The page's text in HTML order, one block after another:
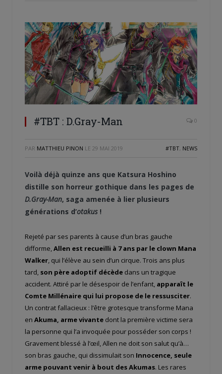
#TBT : D.Gray-Man 0
PAR MATTHIEU PINON LE 29 MAI 2019 #TBT, NEWS
Voilà déjà quinze ans que Katsura Hoshino
distille son horreur gothique dans les pages de
D.Gray-Man, saga amenée à lier plusieurs
générations d’otakus !
Rejeté par ses parents à cause d’un bras gauche
difforme,Allen est recueilli à 7 ans par le clown Mana
Walker, qui l’élève au sein d’un cirque. Trois ans plus
tard, son père adoptif décède dans un tragique
accident. Attiré par le désespoir de l’enfant, apparaît le
Comte Millénaire qui lui propose de le ressusciter.
Un contrat fallacieux : l’être grotesque transforme Mana
en Akuma, arme vivante dont la première victime sera
la personne qui l’a invoquée pour posséder son corps !
Gravement blessé à l’œil, Allen ne doit son salut qu’à…
son bras gauche, qui dissimulait son Innocence, seule
arme pouvant venir à bout des Akumas. Les rares